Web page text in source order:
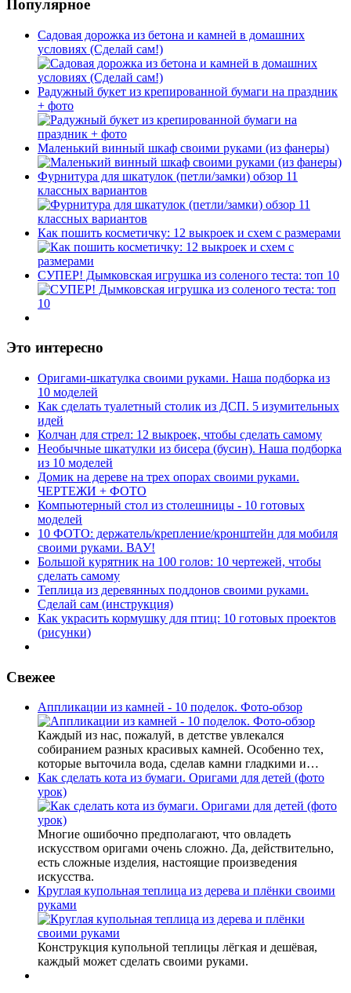
Популярное
Садовая дорожка из бетона и камней в домашних
условиях (Сделай сам!)
Радужный букет из крепированной бумаги на праздник
+ фото
Маленький винный шкаф своими руками (из фанеры)
Фурнитура для шкатулок (петли/замки) обзор 11
классных вариантов
Как пошить косметичку: 12 выкроек и схем с размерами
СУПЕР! Дымковская игрушка из соленого теста: топ 10
Это интересно
Оригами-шкатулка своими руками. Наша подборка из
10 моделей
Как сделать туалетный столик из ДСП. 5 изумительных
идей
Колчан для стрел: 12 выкроек, чтобы сделать самому
Необычные шкатулки из бисера (бусин). Наша подборка
из 10 моделей
Домик на дереве на трех опорах своими руками.
ЧЕРТЕЖИ + ФОТО
Компьютерный стол из столешницы - 10 готовых
моделей
10 ФОТО: держатель/крепление/кронштейн для мобиля
своими руками. ВАУ!
Большой курятник на 100 голов: 10 чертежей, чтобы
сделать самому
Теплица из деревянных поддонов своими руками.
Сделай сам (инструкция)
Как украсить кормушку для птиц: 10 готовых проектов
(рисунки)
Свежее
Аппликации из камней - 10 поделок. Фото-обзор
Каждый из нас, пожалуй, в детстве увлекался
собиранием разных красивых камней. Особенно тех,
которые выточила вода, сделав камни гладкими и…
Как сделать кота из бумаги. Оригами для детей (фото
урок)
Многие ошибочно предполагают, что овладеть
искусством оригами очень сложно. Да, действительно,
есть сложные изделия, настоящие произведения
искусства.
Круглая купольная теплица из дерева и плёнки своими
руками
Конструкция купольной теплицы лёгкая и дешёвая,
каждый может сделать своими руками.